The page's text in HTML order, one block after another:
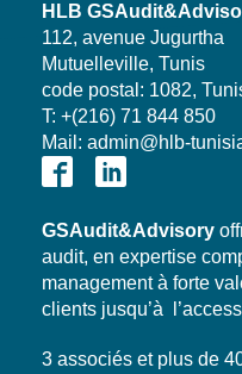
HLB
112, avenue Jugurtha
Mutuelleville, Tunis
code postal: 1082,
T: +(216) 71 844 850
Mail: admin@hlb-
GSAudit&Advisory
audit, en expertise
management à forte
clients jusqu’à
3 associés et plus de